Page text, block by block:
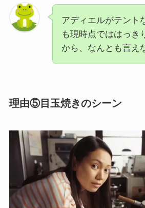
アディエルがテント
も現時点でははっき
から、なんとも言え
理由⑤目玉焼きのシーン